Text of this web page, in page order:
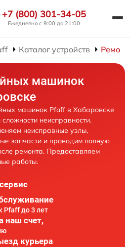
+7 (800) 301-34-05
Ежедневно с 9:00 до 21:00
Каталог устройств
машинок
машинок Pfaff в Хабаровске
неисправности.
неисправные узлы,
запчасти и проводим полную
ремонта. Предоставляем
работы.
до 3 лет
наш счет,
курьера